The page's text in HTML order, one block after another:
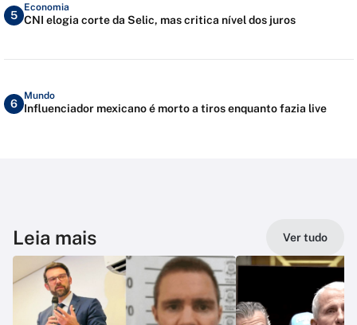
5
Economia
CNI elogia corte da Selic, mas critica nível dos juros
6
Mundo
Influenciador mexicano é morto a tiros enquanto fazia live
Leia mais Ver tudo